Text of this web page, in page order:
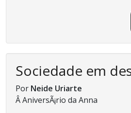
Sociedade em
Por Neide Uriarte
Â AniversÃ¡rio da Anna